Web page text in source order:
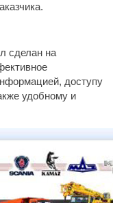
сделан на
доступу
удобному и